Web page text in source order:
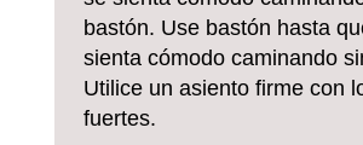
bastón. Use bastón hasta
sienta cómodo caminando
Utilice un asiento firme con
fuertes.